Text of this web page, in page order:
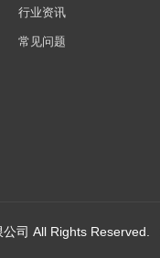
行业资讯
常见问题
司 All Rights Reserved.